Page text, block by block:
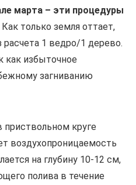
марта – эти процедуры
Как только земля оттает,
1 ведро/1 дерево.
как избыточное
загниванию
приствольном круге
воздухопроницаемость
на глубину 10-12 см,
полива в течение